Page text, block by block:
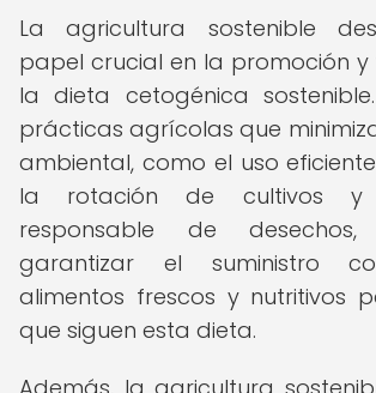
La agricultura sostenible
papel crucial en la promoción
la dieta cetogénica
prácticas agrícolas que
ambiental, como el uso
la rotación de cultivos y
responsable de
garantizar el suministro
alimentos frescos y nutritivos
que siguen esta dieta.